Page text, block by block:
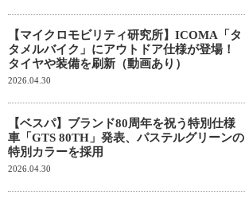
【マイクロモビリティ研究所】ICOMA「タ
タメルバイク」にアウトドア仕様が登場！
タイヤや装備を刷新（動画あり）
2026.04.30
【ベスパ】ブランド80周年を祝う特別仕様
車「GTS 80TH」発表、パステルグリーンの
特別カラーを採用
2026.04.30